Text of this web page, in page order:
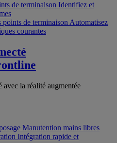
de terminaison Identifiez et
de terminaison Automatisez
courantes
la réalité augmentée
Manutention mains libres
Intégration rapide et